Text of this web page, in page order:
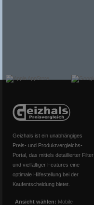
Geizhals ist ein unabhängiges
Preis- und Produktvergleichs-
Portal, das mittels detaillierter Filter
und vielfältiger Features eine
optimale Hilfestellung bei der
Kaufentscheidung bietet.
Ansicht wählen: Mobile